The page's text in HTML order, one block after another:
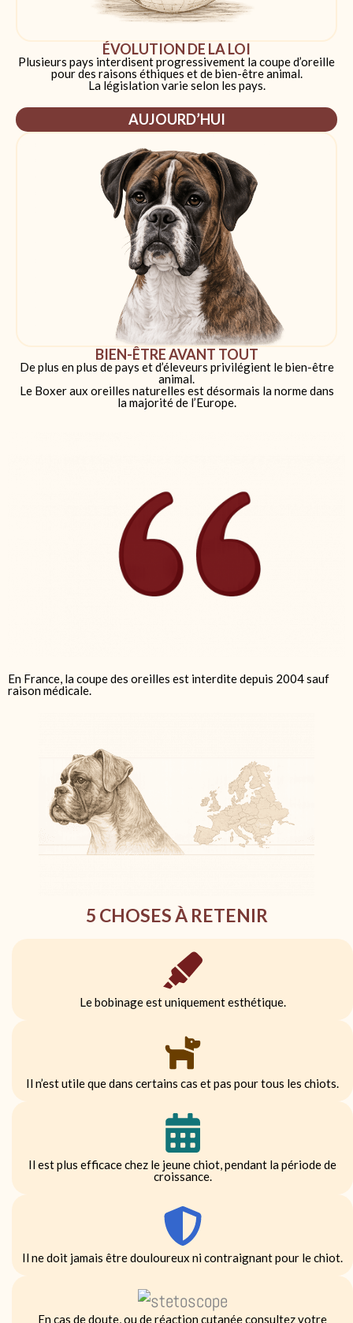
ÉVOLUTION DE LA LOI
Plusieurs pays interdisent progressivement la coupe d’oreille
pour des raisons éthiques et de bien-être animal.
La législation varie selon les pays.
AUJOURD’HUI
BIEN-ÊTRE AVANT TOUT
De plus en plus de pays et d’éleveurs privilégient le bien-être
animal.
Le Boxer aux oreilles naturelles est désormais la norme dans
la majorité de l’Europe.
En France, la coupe des oreilles est interdite depuis 2004 sauf
raison médicale.
5 CHOSES À RETENIR
Le bobinage est uniquement esthétique.
Il n’est utile que dans certains cas et pas pour tous les chiots.
Il est plus efficace chez le jeune chiot, pendant la période de
croissance.
Il ne doit jamais être douloureux ni contraignant pour le chiot.
En cas de doute, ou de réaction cutanée consultez votre